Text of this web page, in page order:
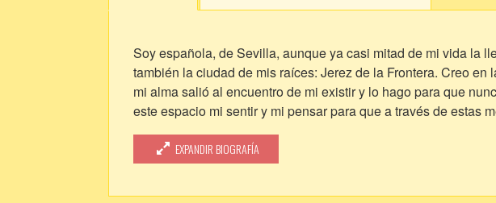
Soy española, de Sevilla, aunque ya casi mitad de mi vida la
también la ciudad de mis raíces: Jerez de la Frontera. Creo
mi alma salió al encuentro de mi existir y lo hago para que
este espacio mi sentir y mi pensar para que a través de estas
Gracias.
EXPANDIR BIOGRAFÍA